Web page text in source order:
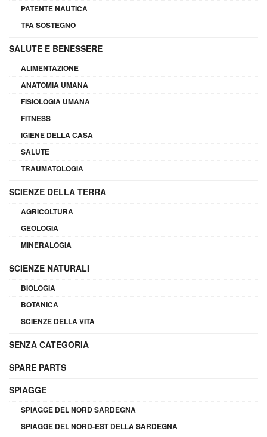
PATENTE NAUTICA
TFA SOSTEGNO
SALUTE E BENESSERE
ALIMENTAZIONE
ANATOMIA UMANA
FISIOLOGIA UMANA
FITNESS
IGIENE DELLA CASA
SALUTE
TRAUMATOLOGIA
SCIENZE DELLA TERRA
AGRICOLTURA
GEOLOGIA
MINERALOGIA
SCIENZE NATURALI
BIOLOGIA
BOTANICA
SCIENZE DELLA VITA
SENZA CATEGORIA
SPARE PARTS
SPIAGGE
SPIAGGE DEL NORD SARDEGNA
SPIAGGE DEL NORD-EST DELLA SARDEGNA